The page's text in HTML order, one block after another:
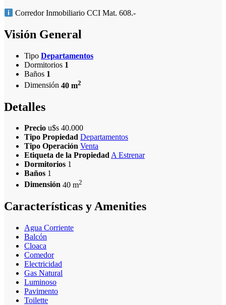
Corredor Inmobiliario CCI Mat. 608.-
Visión General
Tipo Departamentos
Dormitorios 1
Baños 1
Dimensión 40 m2
Detalles
Precio u$s 40.000
Tipo Propiedad Departamentos
Tipo Operación Venta
Etiqueta de la PropiedadA Estrenar
Dormitorios 1
Baños 1
Dimensión 40 m2
Características y Amenities
Agua Corriente
Balcón
Cloaca
Comedor
Electricidad
Gas Natural
Luminoso
Pavimento
Toilette